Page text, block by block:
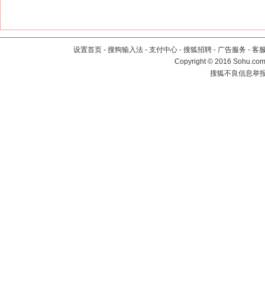
设置首页 - 搜狗输入法 - 支付中心 - 搜狐招聘 - 广告服务 - 客
Copyright©2016
搜狐不良信息举